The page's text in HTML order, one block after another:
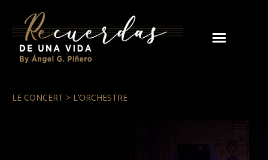
LE CONCERT > L’ORCHESTRE